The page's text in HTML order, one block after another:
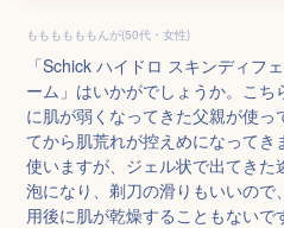
ももももももんが(50代・女性)
「Schick ハイドロ スキンディフ
ーム」はいかがでしょうか。こ
に肌が弱くなってきた父親が使
てから肌荒れが控えめになってき
使いますが、ジェル状で出てきた
泡になり、剃刀の滑りもいいの
用後に肌が乾燥することもないで